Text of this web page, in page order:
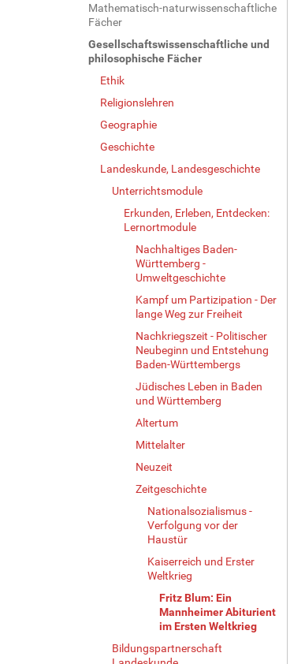
Mathematisch-naturwissenschaftliche
Fächer
Gesellschaftswissenschaftliche und
philosophische Fächer
Ethik
Religionslehren
Geographie
Geschichte
Landeskunde, Landesgeschichte
Unterrichtsmodule
Erkunden, Erleben, Entdecken:
Lernortmodule
Nachhaltiges Baden-
Württemberg -
Umweltgeschichte
Kampf um Partizipation - Der
lange Weg zur Freiheit
Nachkriegszeit - Politischer
Neubeginn und Entstehung
Baden-Württembergs
Jüdisches Leben in Baden
und Württemberg
Altertum
Mittelalter
Neuzeit
Zeitgeschichte
Nationalsozialismus -
Verfolgung vor der
Haustür
Kaiserreich und Erster
Weltkrieg
Fritz Blum: Ein
Mannheimer Abiturient
im Ersten Weltkrieg
Bildungspartnerschaft